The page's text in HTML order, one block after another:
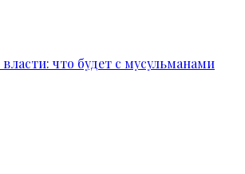
что будет с мусульманами